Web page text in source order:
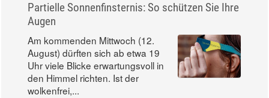
Partielle Sonnenfinsternis: So schützen Sie Ihre
Augen
Am kommenden Mittwoch (12.
August) dürften sich ab etwa 19
Uhr viele Blicke erwartungsvoll in
den Himmel richten. Ist der
wolkenfrei,...